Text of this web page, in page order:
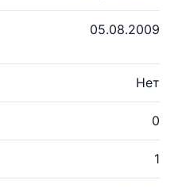
05.08.2009
Нет
0
1